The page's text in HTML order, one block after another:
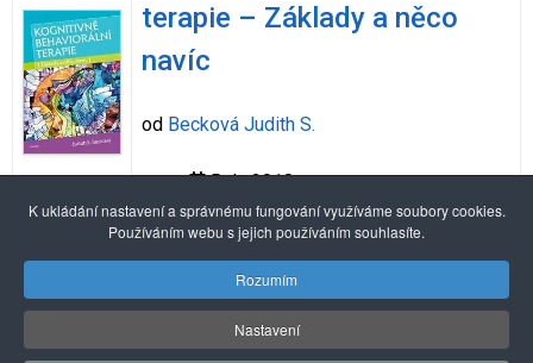
terapie – Základy a něco
navíc
od Becková Judith S.
Rok: 2018
Alexandria Book Library
© 2026 Pražské centrum primární prevence
K ukládání nastavení a správnému fungování využíváme soubory cookies.
Používáním webu s jejich používáním souhlasíte.
Rozumím
Nastavení